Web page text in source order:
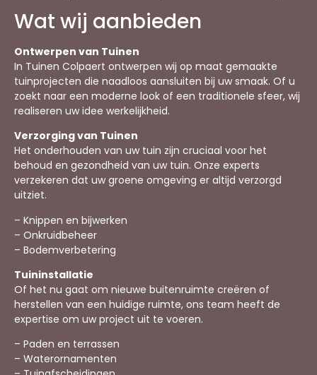
Wat wij aanbieden
Ontwerpen van Tuinen
In Tuinen Colpaert ontwerpen wij op maat gemaakte
tuinprojecten die naadloos aansluiten bij uw smaak. Of u
zoekt naar een moderne look of een traditionele sfeer, wij
realiseren uw idee werkelijkheid.
Verzorging van Tuinen
Het onderhouden van uw tuin zijn cruciaal voor het
behoud en gezondheid van uw tuin. Onze experts
verzekeren dat uw groene omgeving er altijd verzorgd
uitziet.
– Knippen en bijwerken
– Onkruidbeheer
– Bodemverbetering
Tuininstallatie
Of het nu gaat om nieuwe buitenruimte creëren of
herstellen van een huidige ruimte, ons team heeft de
expertise om uw project uit te voeren.
– Paden en terrassen
– Waterornamenten